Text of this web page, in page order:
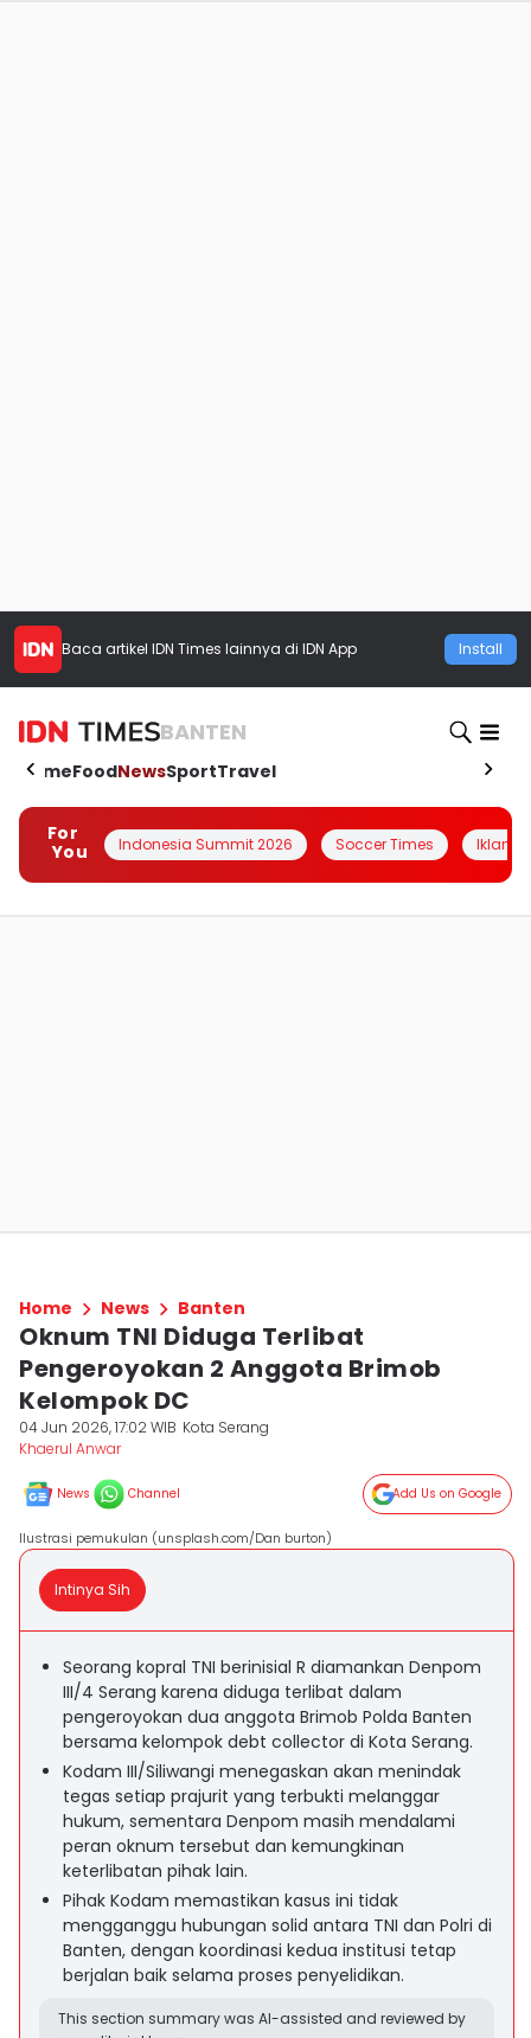
Baca artikel IDN Times lainnya di IDN App Install
BANTEN
HomeFoodNewsSportTravel
For
You
Indonesia Summit 2026 Soccer Times Iklanin
Home News Banten
Oknum TNI Diduga Terlibat
Pengeroyokan 2 Anggota Brimob
Kelompok DC
04 Jun 2026, 17:02 WIB Kota Serang
Khaerul Anwar
News Channel Add Us on Google
Ilustrasi pemukulan (unsplash.com/Dan burton)
Intinya Sih
Seorang kopral TNI berinisial R diamankan Denpom
III/4 Serang karena diduga terlibat dalam
pengeroyokan dua anggota Brimob Polda Banten
bersama kelompok debt collector di Kota Serang.
Kodam III/Siliwangi menegaskan akan menindak
tegas setiap prajurit yang terbukti melanggar
hukum, sementara Denpom masih mendalami
peran oknum tersebut dan kemungkinan
keterlibatan pihak lain.
Pihak Kodam memastikan kasus ini tidak
mengganggu hubungan solid antara TNI dan Polri di
Banten, dengan koordinasi kedua institusi tetap
berjalan baik selama proses penyelidikan.
This section summary was AI-assisted and reviewed by